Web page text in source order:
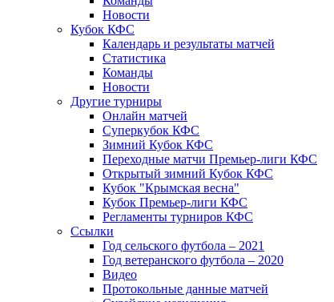
Новости
Кубок КФС
Календарь и результаты матчей
Статистика
Команды
Новости
Другие турниры
Онлайн матчей
Суперкубок КФС
Зимний Кубок КФС
Переходные матчи Премьер-лиги КФС
Открытый зимний Кубок КФС
Кубок "Крымская весна"
Кубок Премьер-лиги КФС
Регламенты турниров КФС
Ссылки
Год сельского футбола – 2021
Год ветеранского футбола – 2020
Видео
Протокольные данные матчей